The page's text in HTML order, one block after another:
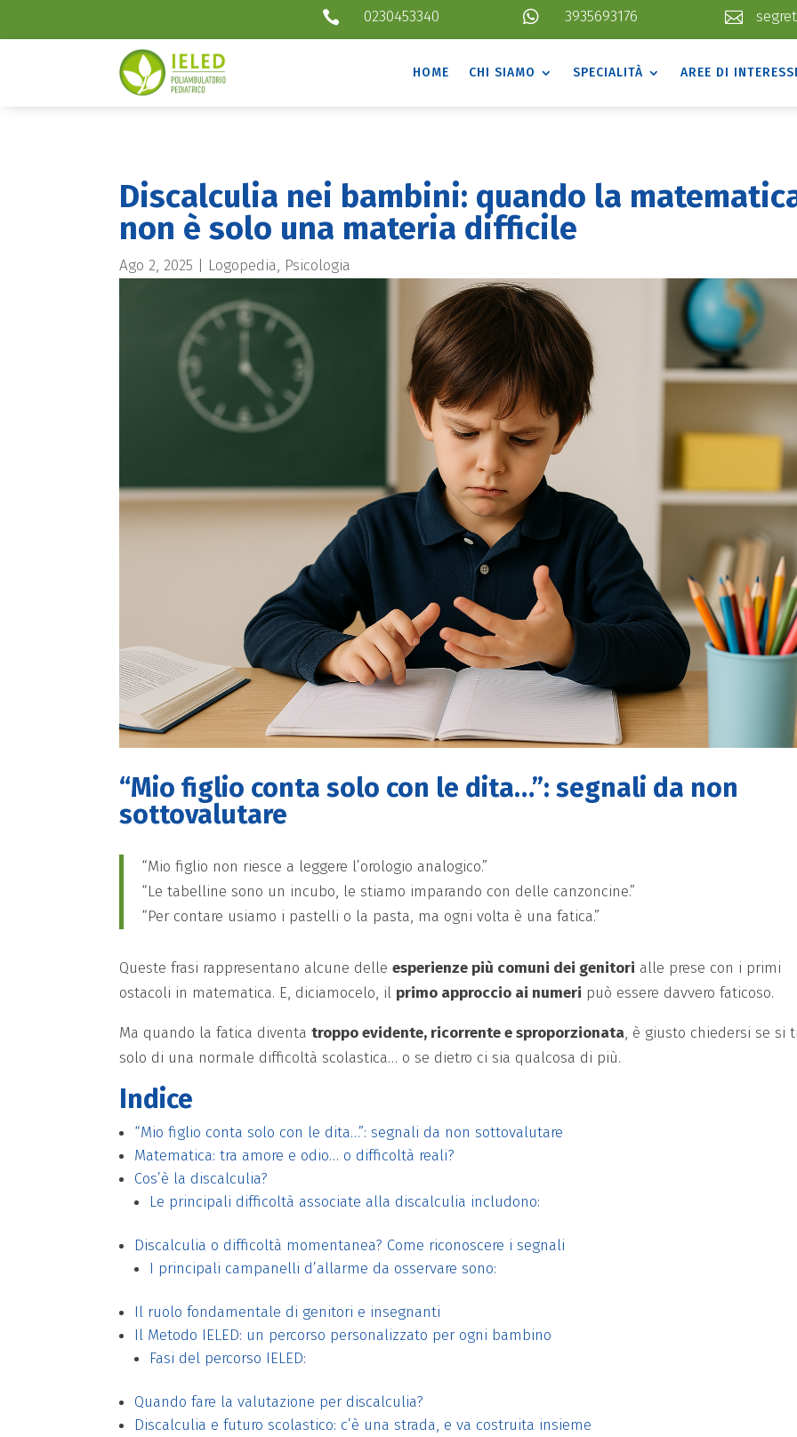
 0230453340  3935693176 
HOME CHI SIAMO SPECIALITÀ AREE DI
Discalculia nei bambini: quando la
non è solo una materia difficile
Ago 2, 2025 Logopedia, Psicologia
“Mio figlio conta solo con le dita…”: segnali da non
sottovalutare
“Mio figlio non riesce a leggere l’orologio analogico.”
“Le tabelline sono un incubo, le stiamo imparando con delle canzoncine.”
“Per contare usiamo i pastelli o la pasta, ma ogni volta è una fatica.”
Queste frasi rappresentano alcune delleesperienze più comuni dei genitori alle prese con i primi
ostacoli in matematica. E, diciamocelo, il primo approccio ai numeri può essere davvero faticoso.
Ma quando la fatica diventatroppo evidente, ricorrente e sproporzionata, è giusto chiedersi se si
solo di una normale difficoltà scolastica… o se dietro ci sia qualcosa di più.
Indice
“Mio figlio conta solo con le dita…”: segnali da non sottovalutare
Matematica: tra amore e odio… o difficoltà reali?
Cos’è la discalculia?
Le principali difficoltà associate alla discalculia includono:
Discalculia o difficoltà momentanea? Come riconoscere i segnali
I principali campanelli d’allarme da osservare sono:
Il ruolo fondamentale di genitori e insegnanti
Il Metodo IELED: un percorso personalizzato per ogni bambino
Fasi del percorso IELED:
Quando fare la valutazione per discalculia?
Discalculia e futuro scolastico: c’è una strada, e va costruita insieme